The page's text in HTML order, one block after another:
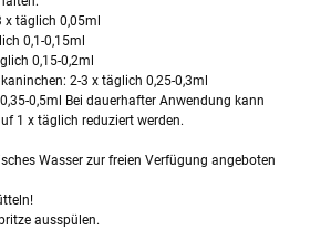
x täglich 0,05ml
0,1-0,15ml
0,15-0,2ml
2-3 x täglich 0,25-0,3ml
0,5ml Bei dauerhafter Anwendung kann
1 x täglich reduziert werden.
Wasser zur freien Verfügung angeboten
ausspülen.